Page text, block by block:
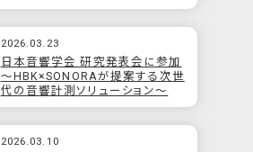
2026.03.23
日本音響学会 研究発表会に参加
～HBK×SONORAが提案する次世
代の音響計測ソリューション～
2026.03.10